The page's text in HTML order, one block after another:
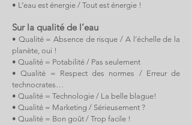
• L’eau est énergie / Tout est énergie !
Sur la qualité de l’eau
• Qualité = Absence de risque / A l’échelle de la
planète, oui !
• Qualité = Potabilité / Pas seulement
• Qualité = Respect des normes / Erreur de
technocrates…
• Qualité = Technologie / La belle blague!
• Qualité = Marketing / Sérieusement ?
• Qualité = Bon goût / Trop facile !